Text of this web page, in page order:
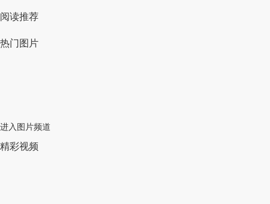
阅读推荐
热门图片
进入图片频道
精彩视频